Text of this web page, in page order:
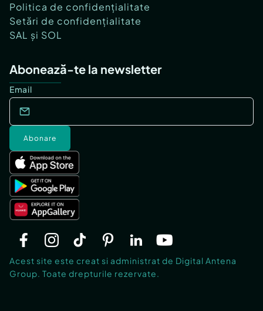
Politica de confidențialitate
Setări de confidențialitate
SAL și SOL
Abonează-te la newsletter
Email
Abonare
Acest site este creat si administrat de Digital Antena
Group. Toate drepturile rezervate.